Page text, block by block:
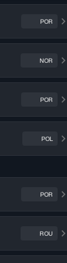
POR
NOR
POR
POL
POR
ROU